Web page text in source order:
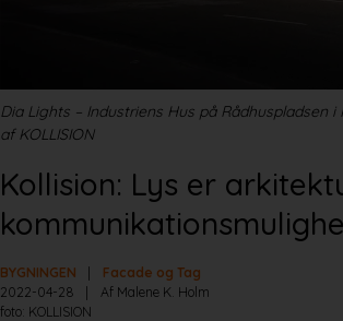
Dia Lights – Industriens Hus på Rådhuspladsen
af KOLLISION
Kollision: Lys er
BYGNINGEN
Facade og Tag
2022-04-28
Af Malene K. Holm
foto: KOLLISION